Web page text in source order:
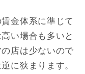
金体系に準じて
い場合も多いと
店は少ないので
に狭まります。